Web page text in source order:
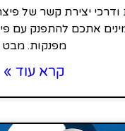
ודרכי יצירת קשר של
אתכם להתפנק עם
מפנקות. מבט
קרא עוד »